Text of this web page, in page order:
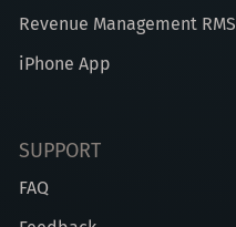
Revenue Management RMS
iPhone App
SUPPORT
FAQ